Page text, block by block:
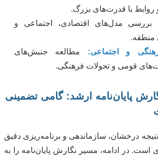
روابط با قدرت‌های بزرگ.
بررسی مدل‌های اقتصادی، اجتماعی و
و اجتماعی: مطالعه جنبش‌های
قومی و تحولات فرهنگی.
پایان‌نامه ارشد: گامی تضمینی
درخشان، سازماندهی و برنامه‌ریزی دقیق
در ادامه، مسیر نگارش پایان‌نامه را به